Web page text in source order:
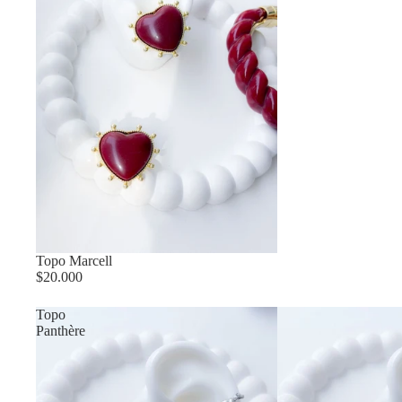
Topo Marcell
$20.000
Topo
Panthère